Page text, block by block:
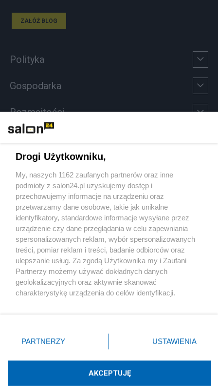
ZAŁÓŻ BLOG
Polityka
Gospodarka
Rozmaitości
Sport
Społeczeństwo
Kultura
X Facebook Instagram Youtube
Technologię dostarcza:W3media.pl
Drogi Użytkowniku,
My, naszych 1162 zaufanych partnerów oraz inne
podmioty z salon24.pl uzyskujemy dostęp i
przechowujemy informacje na urządzeniu oraz
przetwarzamy dane osobowe, takie jak unikalne
identyfikatory, standardowe informacje wysyłane przez
urządzenie czy dane przeglądania w celu zapewniania
spersonalizowanych reklam, wybór spersonalizowanych
treści, pomiar reklam i treści, badanie odbiorców oraz
ulepszanie usług. Za zgodą Użytkownika my i Zaufani
Partnerzy możemy używać dokładnych danych
geolokalizacyjnych oraz aktywnie skanować
charakterystykę urządzenia do celów identyfikacji.
zmienić/wycofać klikając przycisk ustawień prywatności
znajdujący się w lewym dolnym rogu strony
rodzaje przetwarzania danych nie wymagają zgody
użytkownika, ale masz prawo sprzeciwić się takiemu
przetwarzaniu. Preferencje będą miały zastosowania tylko
PARTNERZY USTAWIENIA
AKCEPTUJĘ